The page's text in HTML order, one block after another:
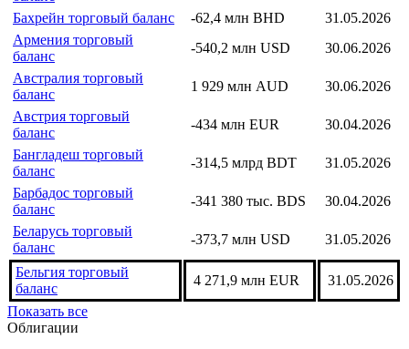
Бахрейн торговый баланс
-62,4 млн BHD
31.05.2026
Армения торговый
баланс
-540,2 млн USD
30.06.2026
Австралия торговый
баланс
1 929 млн AUD
30.06.2026
Австрия торговый
баланс
-434 млн EUR
30.04.2026
Бангладеш торговый
баланс
-314,5 млрд BDT
31.05.2026
Барбадос торговый
баланс
-341 380 тыс. BDS
30.04.2026
Беларусь торговый
баланс
-373,7 млн USD 31.05.2026
Бельгия торговый
баланс
4 271,9 млн EUR
31.05.2026
Показать все
Облигации